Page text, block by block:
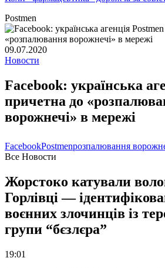
Postmen
09.07.2020
Новости
Facebook: українська
причетна до
ворожнечі» в мережі
FacebookPostmenрозпалювання
Все Новости
Жорстоко катували
Горлівці —
воєнних злочинців із
групи “бєзлєра”
19:01